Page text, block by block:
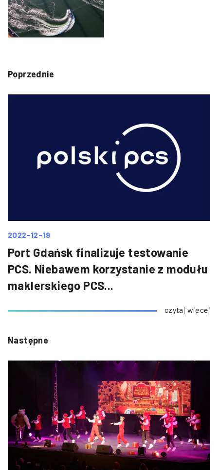
Poprzednie
2022-12-19
Port Gdańsk finalizuje testowanie
PCS. Niebawem korzystanie z modułu
maklerskiego PCS...
czytaj więcej
Następne